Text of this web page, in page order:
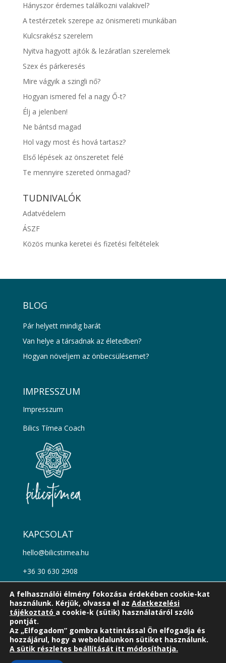
Hányszor érdemes találkozni valakivel?
A testérzetek szerepe az önismereti munkában
Kulcsrakész szerelem
Nyitva hagyott ajtók & lezáratlan szerelemek
Szex és párkeresés
Mire vágyik a szingli nő?
Hogyan ismered fel a nagy Ő-t?
Élj a jelenben!
Ne bántsd magad
Hol vagy most és hová tartasz?
Első lépések az önszeretet felé
Te mennyire szereted önmagad?
TUDNIVALÓK
Adatvédelem
ÁSZF
Közös munka keretei és fizetési feltételek
BLOG
Pár helyett mindig barát
Van helye a társadnak az életedben?
Hogyan növeljem az önbecsülésemet?
IMPRESSZUM
Impresszum
Bilics Tímea Coach
KAPCSOLAT
hello@bilicstimea.hu
+36 30 630 2908
Kövess a facebookon!
Kövess az instagramon!
A felhasználói élmény fokozása érdekében cookie-kat
használunk. Kérjük, olvassa el az Adatkezelési
tájékoztató a cookie-k (sütik) használatáról szóló
pontját.
Az „Elfogadom” gombra kattintással Ön elfogadja és
hozzájárul, hogy a weboldalunkon sütiket használunk.
A sütik részletes beállítását itt módosíthatja.